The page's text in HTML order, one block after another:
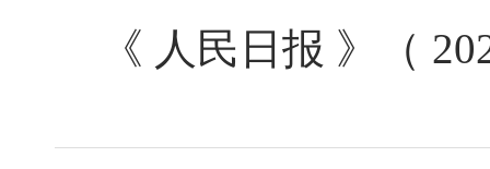
《 人民日报 》（